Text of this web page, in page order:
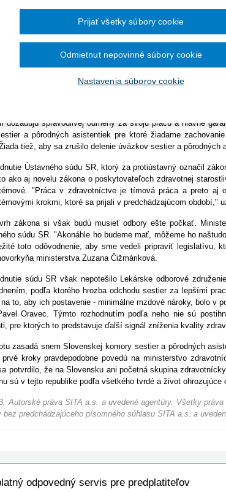
2015
prechodné obdobie na
služieb v elektronickej zdravotnej
Ročník 2013
Ročník 2012
zdravotníctva SR.
20. júna (SITA) - Slovenský odborový zväz
zákon, ktorý by stanovil odmeňovanie pre
výkonný výbor SOZ. "Na všetkých rokovaniach s
fyzioterapeutov a medicínsko-technických
zariadeniach prijatím nového zákona. Žiaľ, od
ani k základným kontúram novej právnej normy,"
žiadajú urýchlenie prác na novom spoločnom zákone tak,
dožadujú spravodlivej odmeny za svoju prácu a hlavne
a pôrodných asistentiek pre ktoré žiadame
tiež, aby sa zrušilo delenie úväzkov sestier a
Ústavného súdu SR, ktorý za protiústavný označil
ako aj novelu zákona o poskytovateľoch zdravotnej
"Práca v zdravotníctve je tímová práca a preto aj
krokmi, ktoré sa prijali v predchádzajúcom období,"
zákona si však budú musieť odbory ešte počkať.
súdu SR. "Akonáhle ho budeme mať, môžeme ho
toto odôvodnenie, aby sme vedeli pripraviť legislatívu,
ministerstva Zuzana Čižmáriková.
súdu SR však nepotešilo Lekárske odborové
podľa ktorého hrozba odchodu sestier za lepšími
to, aby ich postavenie - minimálne mzdové nároky, bolo v
Oravec. Týmto rozhodnutím podľa neho nie sú
pre ktorých to predstavuje ďalší signál zníženia kvality
zasadá snem Slovenskej komory sestier a pôrodných
prvé kroky pravdepodobne povedú na ministerstvo
potvrdilo, že na Slovensku ani početná skupina
sú v tejto republike podľa všetkého tvrdé a život ohrozujúce
Autorské práva SITA a.s. a uvedené agentúry. Všetky
bez predchádzajúceho písomného súhlasu SITA a.s. a
odpovedný servis pre predplatiteľov
Nastavenia súborov cookie
Odmietnut nepovinné súbory cookie
Prijať všetky súbory cookie